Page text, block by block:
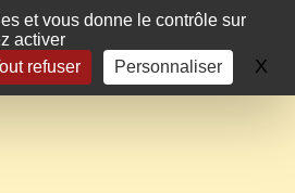
et vous donne le contrôle sur
activer
refuser Personnaliser X